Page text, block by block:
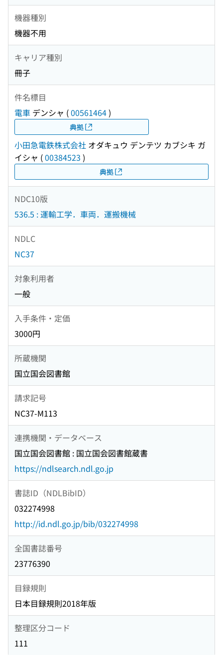
機器種別
機器不用
キャリア種別
冊子
件名標目
電車 デンシャ (00561464)
典拠
小田急電鉄株式会社 オダキュウ デンテツ カブシキ ガ
イシャ (00384523 )
典拠
NDC10版
536.5 : 運輸工学．車両．運搬機械
NDLC
NC37
対象利用者
一般
入手条件・定価
3000円
所蔵機関
国立国会図書館
請求記号
NC37-M113
連携機関・データベース
国立国会図書館 : 国立国会図書館蔵書
https://ndlsearch.ndl.go.jp
書誌ID（NDLBibID）
032274998
http://id.ndl.go.jp/bib/032274998
全国書誌番号
23776390
目録規則
日本目録規則2018年版
整理区分コード
111